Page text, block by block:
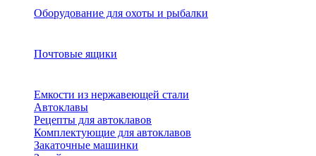
Оборудование для охоты и рыбалки
Почтовые ящики
Емкости из нержавеющей стали
Автоклавы
Рецепты для автоклавов
Комплектующие для автоклавов
Закаточные машинки